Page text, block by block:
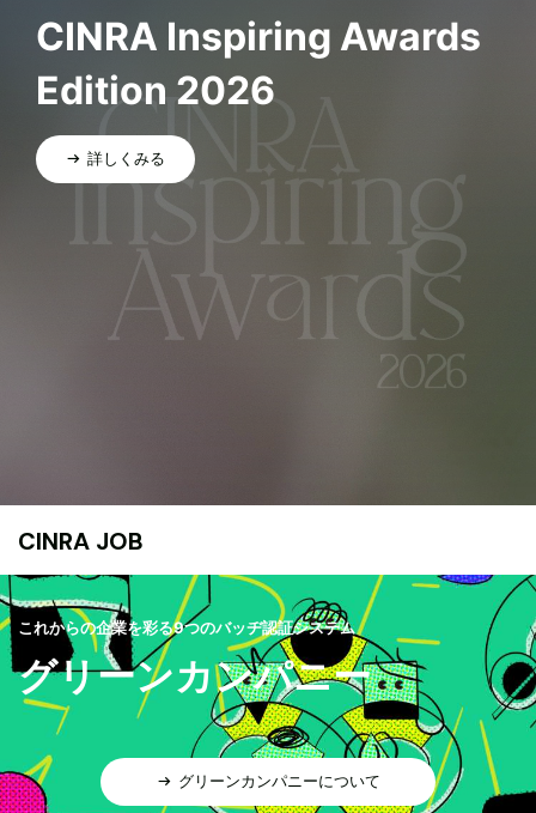
CINRA Inspiring Awards
Edition 2026
詳しくみる
CINRA JOB
これからの企業を彩る9つのバッヂ認証システム
グリーンカンパニー
グリーンカンパニーについて